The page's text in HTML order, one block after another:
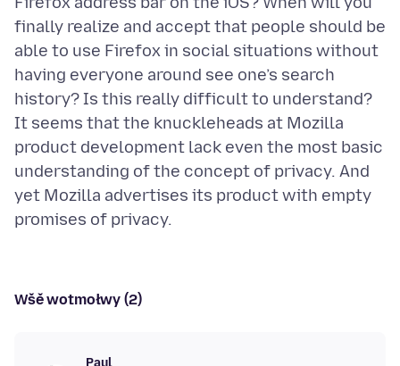
finally realize and accept that people should be
able to use Firefox in social situations without
having everyone around see one’s search
history? Is this really difficult to understand?
It seems that the knuckleheads at Mozilla
product development lack even the most basic
understanding of the concept of privacy. And
yet Mozilla advertises its product with empty
Wšě wotmołwy (2)